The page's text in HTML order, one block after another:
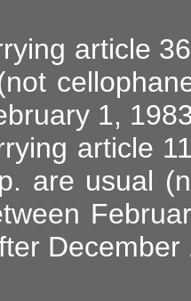
article
1,
article
are usual
December